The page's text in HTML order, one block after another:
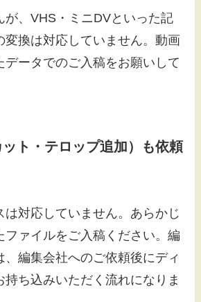
が、VHS・ミニDVといった記
変換は対応していません。動画
データでのご入稿をお願いして
ト・テロップ追加）も依頼
は対応していません。あらかじ
ファイルをご入稿ください。編
、編集会社へのご依頼後にディ
持ち込みいただく流れになりま